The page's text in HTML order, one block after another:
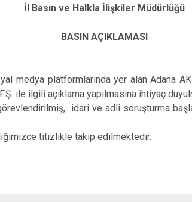
İl Basın ve Halkla İlişkiler Müdürlüğü
BASIN AÇIKLAMASI
medya platformlarında yer alan Adana
ile ilgili açıklama yapılmasına ihtiyaç
idari ve adli soruşturma
titizlikle takip edilmektedir.